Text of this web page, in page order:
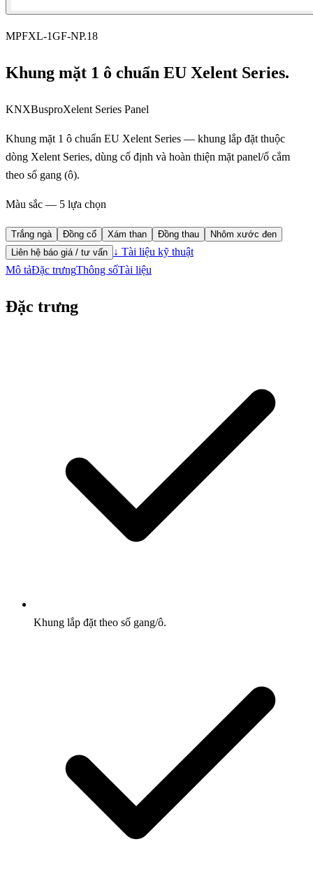
MPFXL-1GF-NP.18
Khung mặt 1 ô chuẩn EU Xelent Series.
KNXBusproXelent Series Panel
Khung mặt 1 ô chuẩn EU Xelent Series — khung lắp đặt thuộc
dòng Xelent Series, dùng cố định và hoàn thiện mặt panel/ổ cắm
theo số gang (ô).
Màu sắc — 5 lựa chọn
Trắng ngà Đồng cổ Xám than Đồng thau
Nhôm xước đen
Liên hệ báo giá / tư vấn
↓ Tài liệu kỹ thuật
Mô tảĐặc trưngThông sốTài liệu
Đặc trưng
Khung lắp đặt theo số gang/ô.